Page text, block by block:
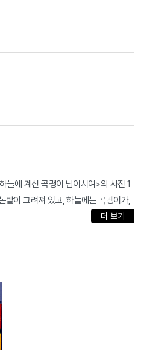
늘에 계신 곡괭이 님이시여>의 사진 1
밭이 그려져 있고, 하늘에는 곡괭이가,
더 보기